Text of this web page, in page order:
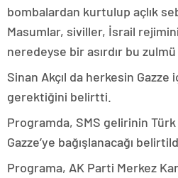
bombalardan kurtulup açlık
Masumlar, siviller, İsrail
neredeyse bir asırdır bu zulmü
Sinan Akçıl da herkesin Gazze
gerektiğini belirtti.
Programda, SMS gelirinin Türk
Gazze’ye bağışlanacağı
Programa, AK Parti Merkez